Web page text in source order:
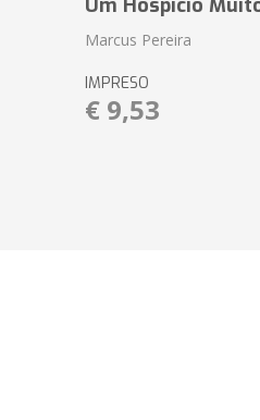
Um Hospício
Marcus Pereira
IMPRESO
€ 9,53